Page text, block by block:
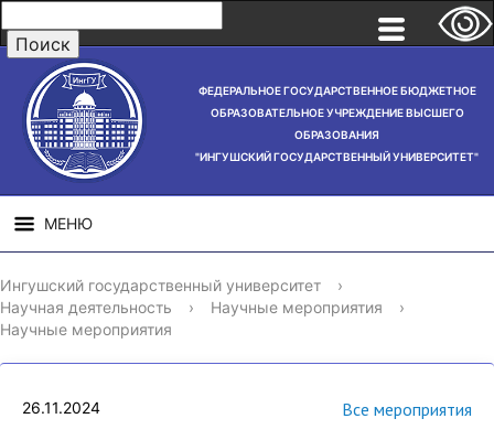
ФЕДЕРАЛЬНОЕ ГОСУДАРСТВЕННОЕ БЮДЖЕТНОЕ
ОБРАЗОВАТЕЛЬНОЕ УЧРЕЖДЕНИЕ ВЫСШЕГО
ОБРАЗОВАНИЯ
"ИНГУШСКИЙ ГОСУДАРСТВЕННЫЙ УНИВЕРСИТЕТ"
МЕНЮ
СВЕДЕНИЯ ОБ
ОБРАЗОВАТЕЛЬНОЙ
ОРГАНИЗАЦИИ
НАУЧНАЯ
ДЕЯТЕЛЬНОСТЬ
Ингушский государственный университет
›
Научная деятельность
› Научные мероприятия
›
Научные мероприятия
26.11.2024 Все мероприятия